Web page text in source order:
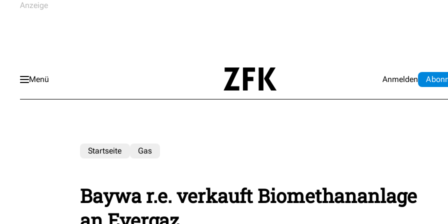
Menü Anmelden Abo
Startseite Gas
Baywa r.e. verkauft Biomethananlage